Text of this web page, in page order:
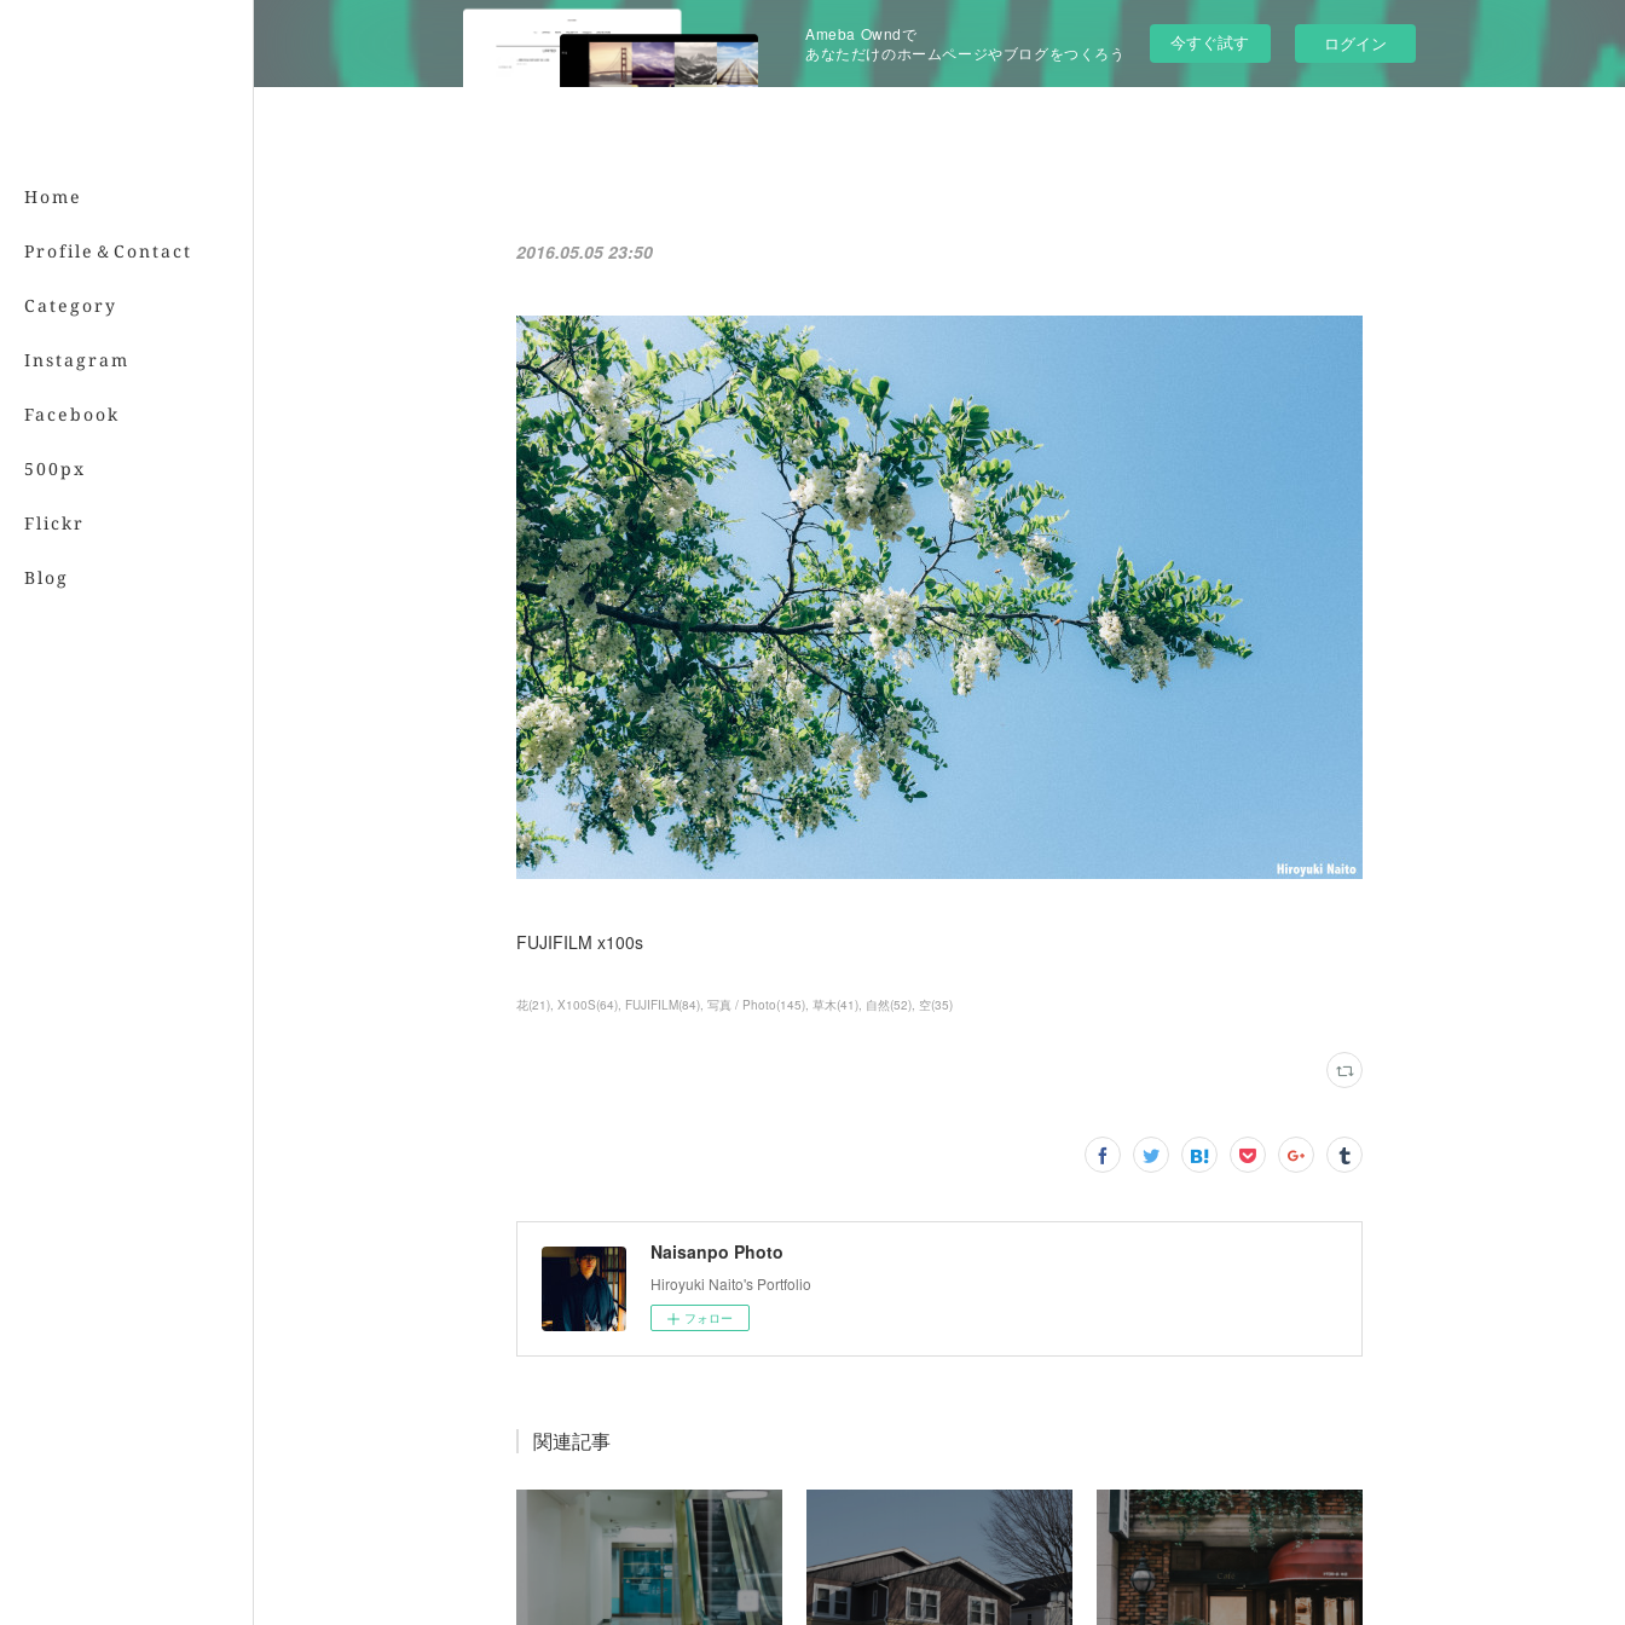
Home
Profile＆Contact
Category
Instagram
Facebook
500px
Flickr
Blog
Ameba Owndで
あなただけのホームページやブログをつくろう
今すぐ試す ログイン
2016.05.05 23:50
FUJIFILM x100s
花(21) X100S(64) FUJIFILM(84) 写真 / Photo(145) 草木(41) 自然(52) 空(35)
Naisanpo Photo
Hiroyuki Naito's Portfolio
フォロー
関連記事